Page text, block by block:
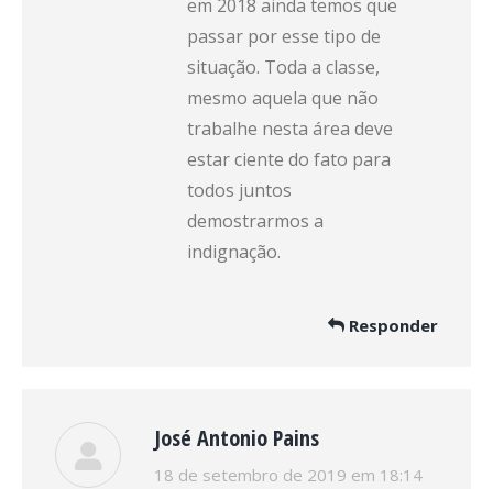
em 2018 ainda temos que
passar por esse tipo de
situação. Toda a classe,
mesmo aquela que não
trabalhe nesta área deve
estar ciente do fato para
todos juntos
demostrarmos a
indignação.
Responder
José Antonio Pains
disse:
18 de setembro de 2019 em 18:14